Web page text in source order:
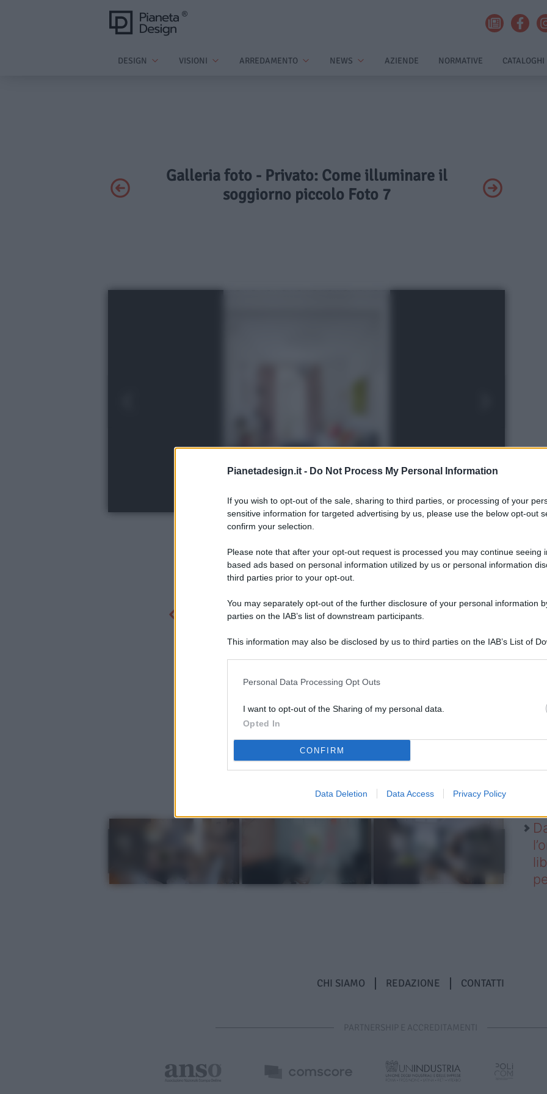
Pianetadesign.it - Do Not Process My Personal Information
If you wish to opt-out of the sale, sharing to third parties, or processing of your
sensitive information for targeted advertising by us, please use the below opt-out
confirm your selection.
Please note that after your opt-out request is processed you may continue seeing
based ads based on personal information utilized by us or personal information
third parties prior to your opt-out.
You may separately opt-out of the further disclosure of your personal information
parties on the IAB’s list of downstream participants.
This information may also be disclosed by us to third parties on the IAB’s List of
Personal Data Processing Opt Outs
I want to opt-out of the Sharing of my personal data.
Opted In
CONFIRM
Data Deletion Data Access Privacy Policy
DESIGN VISIONI ARREDAMENTO NEWS AZIENDE NORMATIVE CATALOGHI
Galleria foto - Privato: Come illuminare il
soggiorno piccolo Foto 7
CHI SIAMO REDAZIONE CONTATTI
PARTNERSHIP E ACCREDITAMENTI